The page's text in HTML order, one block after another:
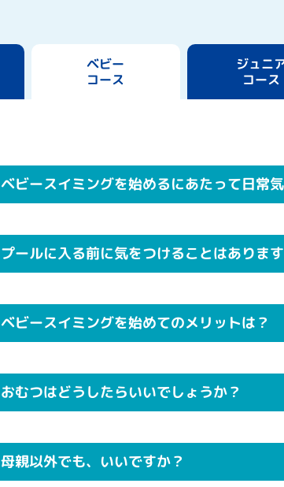
ベビー
コース
ジュニ
コース
ベビースイミングを始めるにあたって日常
プールに入る前に気をつけることはありま
ベビースイミングを始めてのメリットは？
おむつはどうしたらいいでしょうか？
母親以外でも、いいですか？